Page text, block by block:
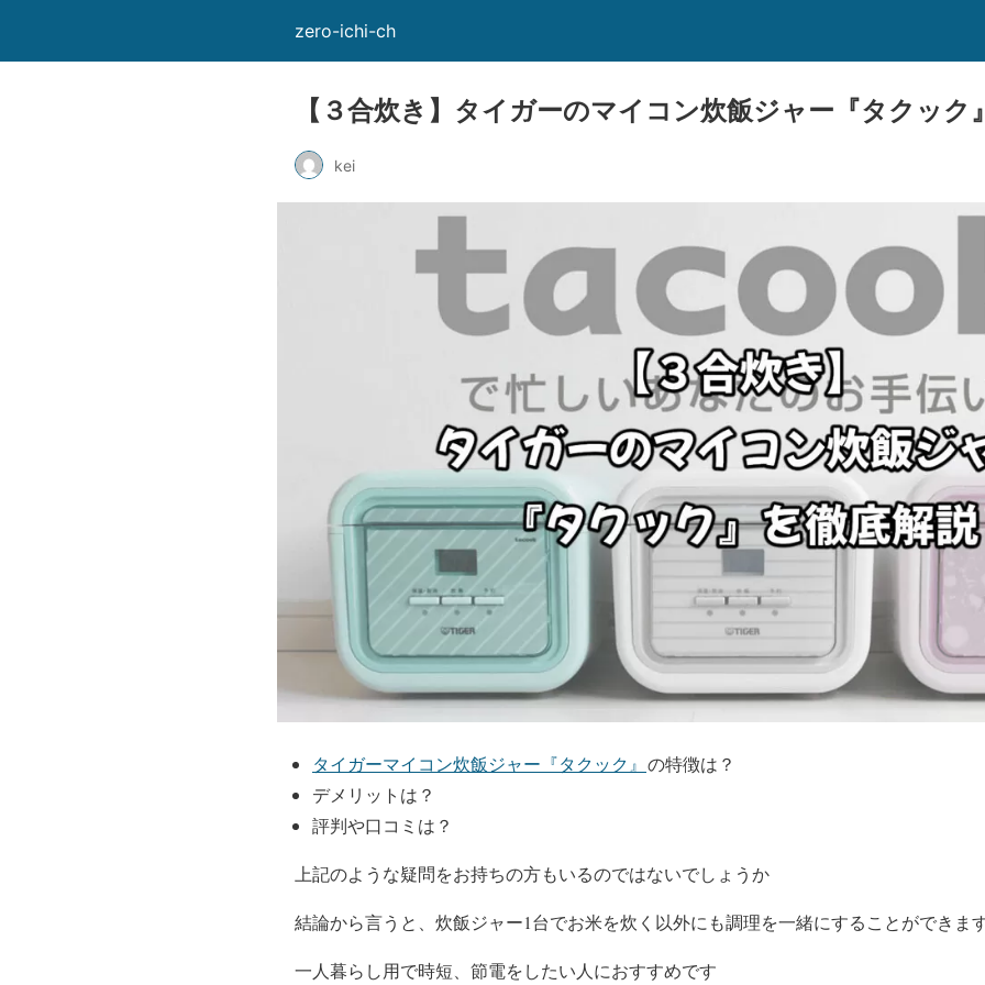
zero-ichi-ch
【３合炊き】タイガーのマイコン炊飯ジャー『タクック
kei
タイガーマイコン炊飯ジャー『タクック』 の特徴は？
デメリットは？
評判や口コミは？
上記のような疑問をお持ちの方もいるのではないでしょうか
結論から言うと、炊飯ジャー1台でお米を炊く以外にも調理を一緒にすることができま
一人暮らし用で時短、節電をしたい人におすすめです